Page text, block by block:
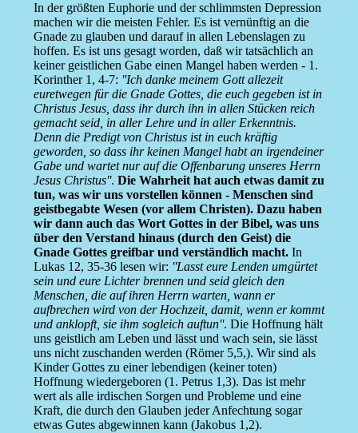
In der größten Euphorie und der schlimmsten Depression
machen wir die meisten Fehler. Es ist vernünftig an die
Gnade zu glauben und darauf in allen Lebenslagen zu
hoffen. Es ist uns gesagt worden, daß wir tatsächlich an
keiner geistlichen Gabe einen Mangel haben werden - 1.
Korinther 1, 4-7: ''Ich danke meinem Gott allezeit
euretwegen für die Gnade Gottes, die euch gegeben ist in
Christus Jesus, dass ihr durch ihn in allen Stücken reich
gemacht seid, in aller Lehre und in aller Erkenntnis.
Denn die Predigt von Christus ist in euch kräftig
geworden, so dass ihr keinen Mangel habt an irgendeiner
Gabe und wartet nur auf die Offenbarung unseres Herrn
Jesus Christus''. Die Wahrheit hat auch etwas damit zu
tun, was wir uns vorstellen können - Menschen sind
geistbegabte Wesen (vor allem Christen). Dazu haben
wir dann auch das Wort Gottes in der Bibel, was uns
über den Verstand hinaus (durch den Geist) die
Gnade Gottes greifbar und verständlich macht.In
Lukas 12, 35-36 lesen wir: ''Lasst eure Lenden umgürtet
sein und eure Lichter brennen und seid gleich den
Menschen, die auf ihren Herrn warten, wann er
aufbrechen wird von der Hochzeit, damit, wenn er kommt
und anklopft, sie ihm sogleich auftun''. Die Hoffnung hält
uns geistlich am Leben und lässt und wach sein, sie lässt
uns nicht zuschanden werden (Römer 5,5,). Wir sind als
Kinder Gottes zu einer lebendigen (keiner toten)
Hoffnung wiedergeboren (1. Petrus 1,3). Das ist mehr
wert als alle irdischen Sorgen und Probleme und eine
Kraft, die durch den Glauben jeder Anfechtung sogar
etwas Gutes abgewinnen kann (Jakobus 1,2).